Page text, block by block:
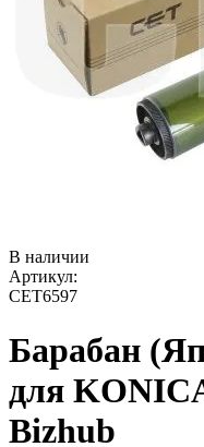
В наличии
Артикул:
CET6597
Барабан
для
Bizhub